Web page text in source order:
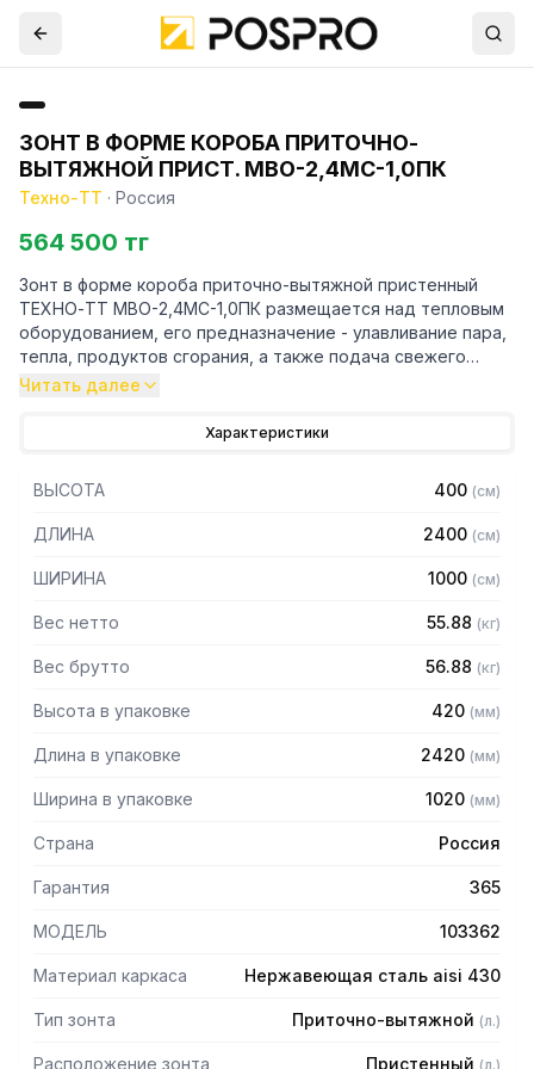
ЗОНТ В ФОРМЕ КОРОБА ПРИТОЧНО-
ВЫТЯЖНОЙ ПРИСТ. МВО-2,4МС-1,0ПК
Техно-ТТ · Россия
564 500 тг
Зонт в форме короба приточно-вытяжной пристенный
ТЕХНО-ТТ МВО-2,4МС-1,0ПК размещается над тепловым
оборудованием, его предназначение - улавливание пара,
тепла, продуктов сгорания, а также подача свежего
воздуха, что благоприятно сказывается на микроклимате
предметах мебели и кухонной утвари. Поэтому это
оборудование формирует микроклимат в помещении и
защищает сотрудников горячего цеха.
— Бескаркасный
0,8мм
— Поставляется в собранном виде
Читать далее
Характеристики
ВЫСОТА 400 (см)
ДЛИНА 2400 (см)
ШИРИНА 1000 (см)
Вес нетто 55.88 (кг)
Вес брутто 56.88 (кг)
Высота в упаковке 420 (мм)
Длина в упаковке 2420 (мм)
Ширина в упаковке 1020 (мм)
Страна Россия
Гарантия 365
МОДЕЛЬ 103362
Материал каркаса Нержавеющая сталь aisi 430
Тип зонта Приточно-вытяжной (л.)
Расположение зонта Пристенный (л.)